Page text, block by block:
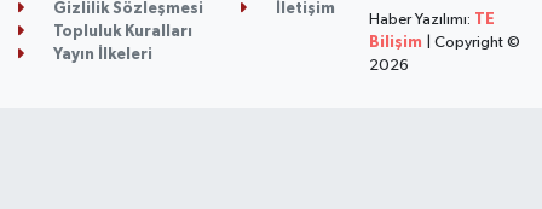
Gizlilik Sözleşmesi
İletişim
Topluluk Kuralları
Yayın İlkeleri
Haber Yazılımı: TE
Bilişim | Copyright ©
2026